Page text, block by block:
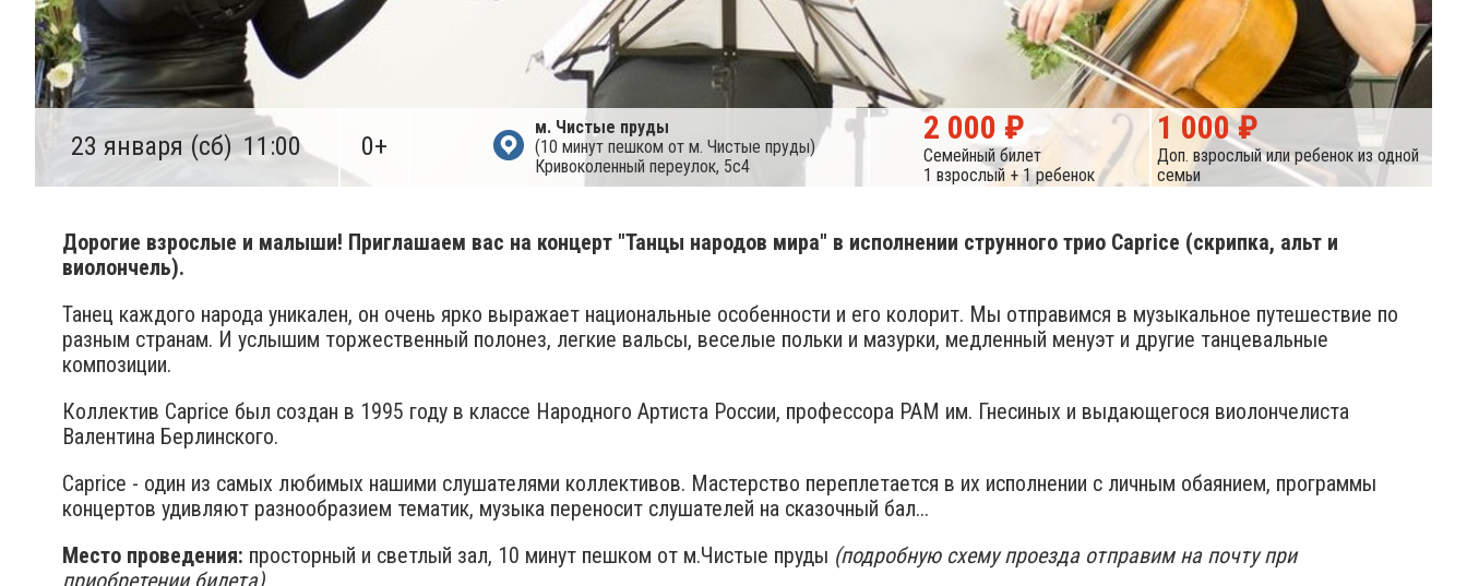
23 января (сб) 11:00 0+
м. Чистые пруды
(10 минут пешком от м. Чистые пруды)
Кривоколенный переулок, 5с4
2 000 ₽
Семейный билет
1 взрослый + 1 ребенок
1 000 ₽
Доп. взрослый или ребенок из одной
семьи
Дорогие взрослые и малыши! Приглашаем вас на концерт "Танцы народов мира"​ в исполнении струнного трио Caprice (скрипка, альт и
виолончель).
Танец каждого народа уникален, он очень ярко выражает национальные особенности и его колорит. Мы отправимся в музыкальное путешествие по
разным странам. И услышим торжественный полонез, легкие вальсы, веселые польки и мазурки, медленный менуэт и другие танцевальные
композиции.
Коллектив Caprice был создан в 1995 году в классе Народного Артиста России, профессора РАМ им. Гнесиных и выдающегося виолончелиста
Валентина Берлинского.
Caprice - один из самых любимых нашими слушателями коллективов. Мастерство переплетается в их исполнении с личным обаянием, программы
концертов удивляют разнообразием тематик, музыка переносит слушателей на сказочный бал...
Место проведения: просторный и светлый зал, 10 минут пешком от м.Чистые пруды (подробную схему проезда отправим на почту при
приобретении билета)